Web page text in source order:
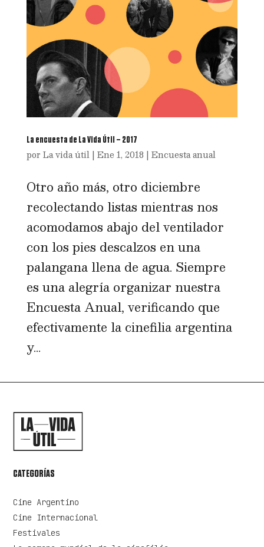
La encuesta de La Vida Útil – 2017
por La vida útil| Ene 1, 2018 | Encuesta anual
Otro año más, otro diciembre
recolectando listas mientras nos
acomodamos abajo del ventilador
con los pies descalzos en una
palangana llena de agua. Siempre
es una alegría organizar nuestra
Encuesta Anual, verificando que
efectivamente la cinefilia argentina
y...
CATEGORÍAS
Cine Argentino
Cine Internacional
Festivales